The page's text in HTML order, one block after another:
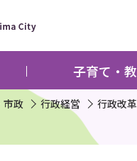
子育て・
市政 行政経営 行政改革